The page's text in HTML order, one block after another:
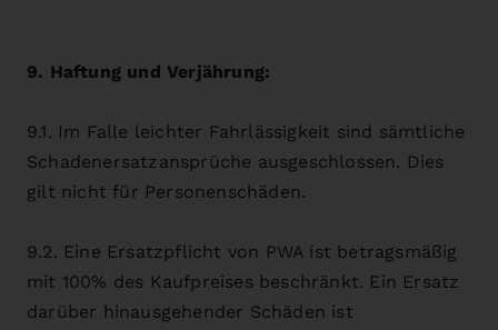
9. Haftung und Verjährung:
9.1. Im Falle leichter Fahrlässigkeit sind sämtliche
Schadenersatzansprüche ausgeschlossen. Dies
gilt nicht für Personenschäden.
9.2. Eine Ersatzpflicht von PWA ist betragsmäßig
mit 100% des Kaufpreises beschränkt. Ein Ersatz
darüber hinausgehender Schäden ist